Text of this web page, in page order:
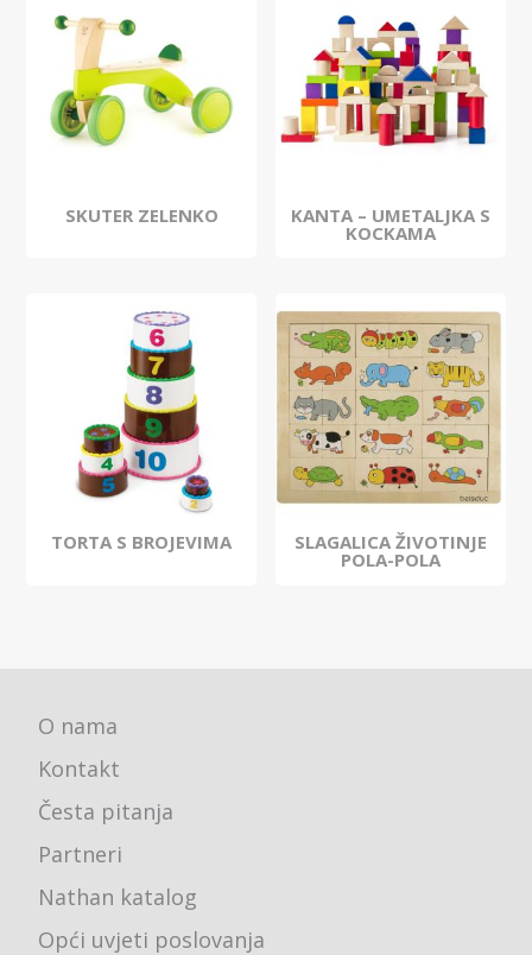
SKUTER ZELENKO KANTA – UMETALJKA S
KOCKAMA
TORTA S BROJEVIMA SLAGALICA ŽIVOTINJE
POLA-POLA
O nama
Kontakt
Česta pitanja
Partneri
Nathan katalog
Opći uvjeti poslovanja